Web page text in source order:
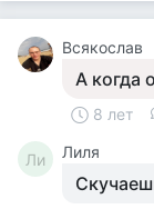
Всякослав
А когда
8 лет
Ли Лиля